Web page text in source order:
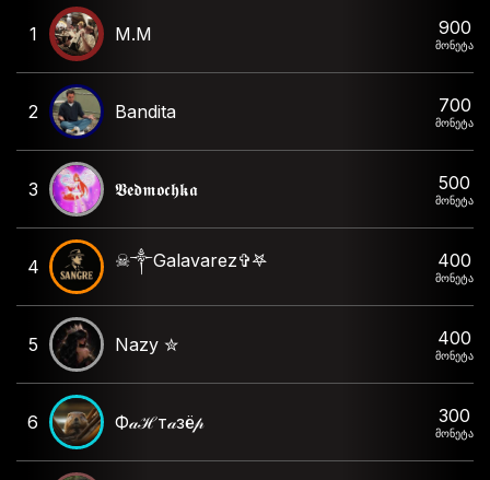
1 M.M 900
მონეტა
2 Bandita 700
მონეტა
3 𝖁𝖊𝖉𝖒𝖔𝖈𝖍𝖐𝖆 500
მონეტა
4 ☠︎︎༒︎Galavarez✞︎𖤐 400
მონეტა
5 Nazy ✮ 400
მონეტა
6 Ф𝒶ℋт𝒶зё𝓅 300
მონეტა